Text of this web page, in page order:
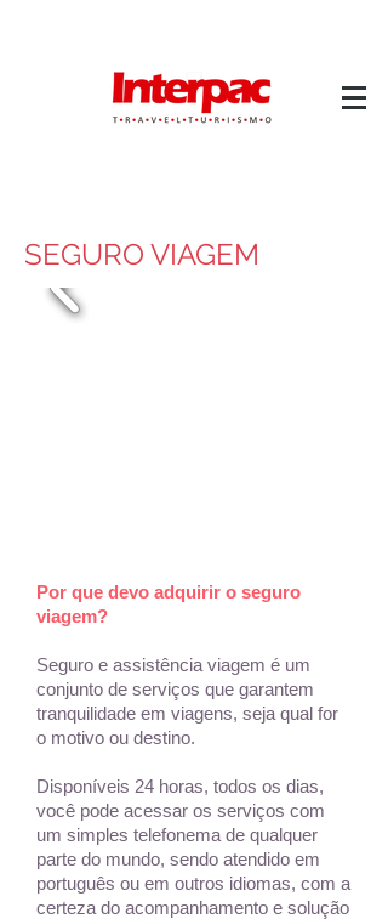
ACESSO TMS
SEGURO VIAGEM
Por que devo adquirir o seguro
viagem?
Seguro e assistência viagem é um
conjunto de serviços que garantem
tranquilidade em viagens, seja qual for
o motivo ou destino.
Disponíveis 24 horas, todos os dias,
você pode acessar os serviços com
um simples telefonema de qualquer
parte do mundo, sendo atendido em
português ou em outros idiomas, com a
certeza do acompanhamento e solução